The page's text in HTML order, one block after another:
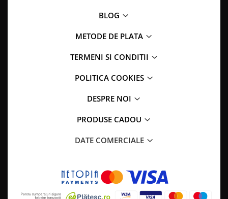
BLOG
METODE DE PLATA
TERMENI SI CONDITII
POLITICA COOKIES
DESPRE NOI
PRODUSE CADOU
DATE COMERCIALE